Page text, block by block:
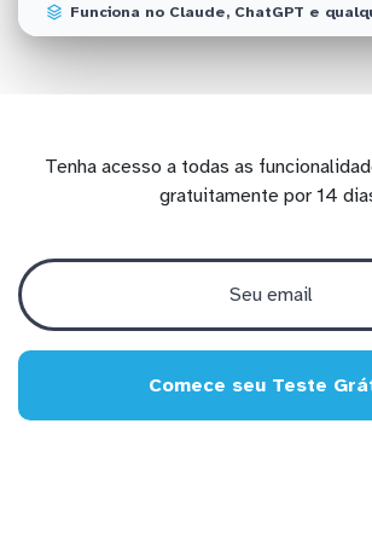
Funciona no Claude, ChatGPT e
Tenha acesso a todas as
gratuitamente por 14
Comece seu Teste